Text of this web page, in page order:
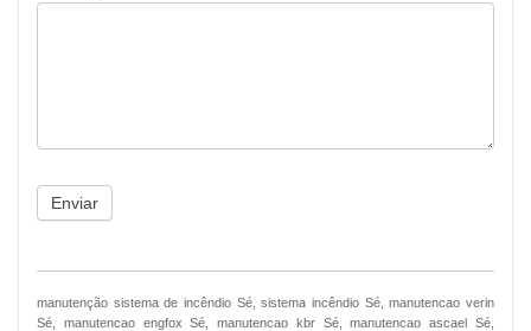
Enviar
manutenção sistema de incêndio Sé, sistema incêndio Sé, manutencao verin
Sé, manutencao engfox Sé, manutencao kbr Sé, manutencao ascael Sé,